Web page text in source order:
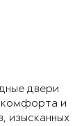
двери
комфорта и
изысканных